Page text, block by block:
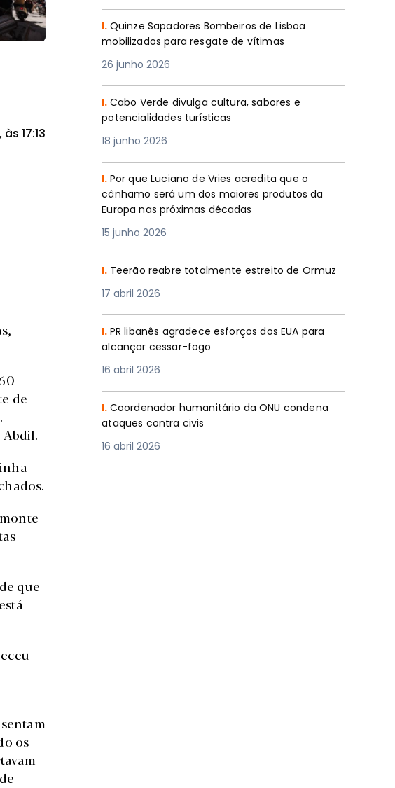
17:13
de
Abdil.
que
os
I. Quinze Sapadores Bombeiros de Lisboa
mobilizados para resgate de vítimas
26 junho 2026
I. Cabo Verde divulga cultura, sabores e
potencialidades turísticas
18 junho 2026
I. Por que Luciano de Vries acredita que o
cânhamo será um dos maiores produtos da
Europa nas próximas décadas
15 junho 2026
I. Teerão reabre totalmente estreito de Ormuz
17 abril 2026
I. PR libanês agradece esforços dos EUA para
alcançar cessar-fogo
16 abril 2026
I. Coordenador humanitário da ONU condena
ataques contra civis
16 abril 2026